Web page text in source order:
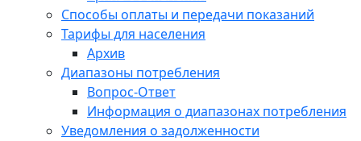
Способы оплаты и передачи показаний
Тарифы для населения
Архив
Диапазоны потребления
Вопрос-Ответ
Информация о диапазонах потребления
Уведомления о задолженности